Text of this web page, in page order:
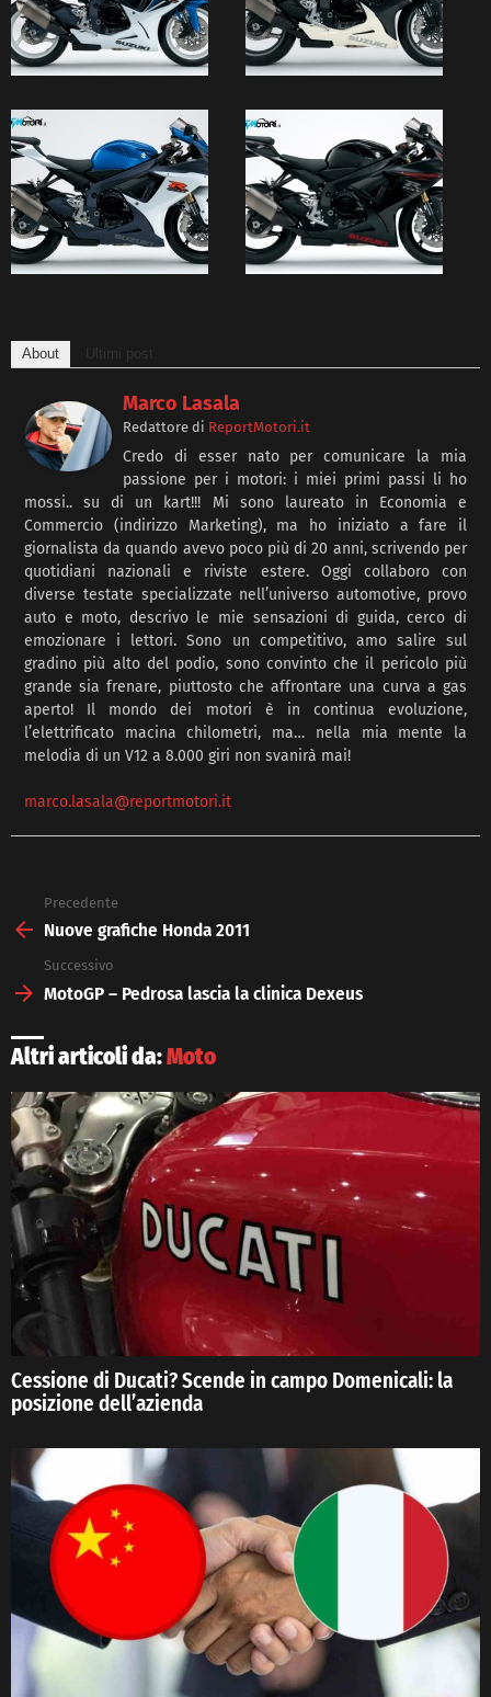
About Ultimi post
Marco Lasala
Redattore di ReportMotori.it
Credo di esser nato per comunicare la mia
passione per i motori: i miei primi passi li ho
mossi.. su di un kart!!! Mi sono laureato in Economia e
Commercio (indirizzo Marketing), ma ho iniziato a fare il
giornalista da quando avevo poco più di 20 anni, scrivendo per
quotidiani nazionali e riviste estere. Oggi collaboro con
diverse testate specializzate nell’universo automotive, provo
auto e moto, descrivo le mie sensazioni di guida, cerco di
emozionare i lettori. Sono un competitivo, amo salire sul
gradino più alto del podio, sono convinto che il pericolo più
grande sia frenare, piuttosto che affrontare una curva a gas
aperto! Il mondo dei motori è in continua evoluzione,
l’elettrificato macina chilometri, ma… nella mia mente la
melodia di un V12 a 8.000 giri non svanirà mai!
marco.lasala@reportmotori.it
more
Precedente
Nuove grafiche Honda 2011
Successivo
MotoGP – Pedrosa lascia la clinica Dexeus
Altri articoli da:Moto
Cessione di Ducati? Scende in campo Domenicali: la
posizione dell’azienda